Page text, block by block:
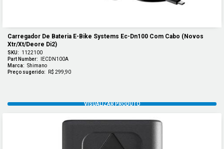
Carregador De Bateria E-Bike Systems Ec-Dn100 Com Cabo (novos
Xtr/xt/deore Di2)
SKU:
1122100
Part Number:
IECDN100A
Marca: Shimano
Preço sugerido:
R$ 299,90